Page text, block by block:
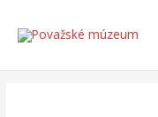
obsah
navigation